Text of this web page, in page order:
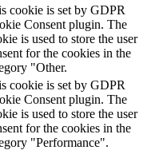
cookie is set by GDPR
Consent plugin. The
is used to store the user
for the cookies in the
"Other.
cookie is set by GDPR
Consent plugin. The
is used to store the user
for the cookies in the
"Performance".